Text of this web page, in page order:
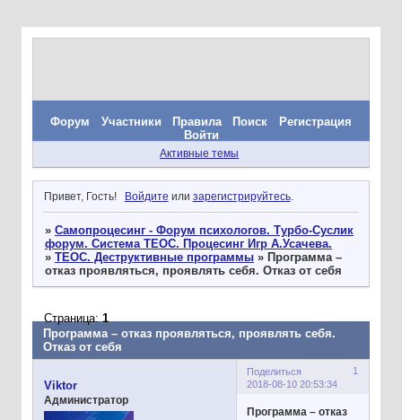
Форум Участники Правила Поиск
Регистрация
Войти
Активные темы
Привет, Гость! Войдите или зарегистрируйтесь.
» Самопроцесинг - Форум психологов. Турбо-Суслик
форум. Система ТЕОС. Процесинг Игр А.Усачева.
» ТЕОС. Деструктивные программы » Программа –
отказ проявляться, проявлять себя. Отказ от себя
Программа – отказ проявляться, проявлять себя.
Отказ от себя
Страница:1
Поделиться
1
2018-08-10 20:53:34
Viktor
Администратор
Программа – отказ